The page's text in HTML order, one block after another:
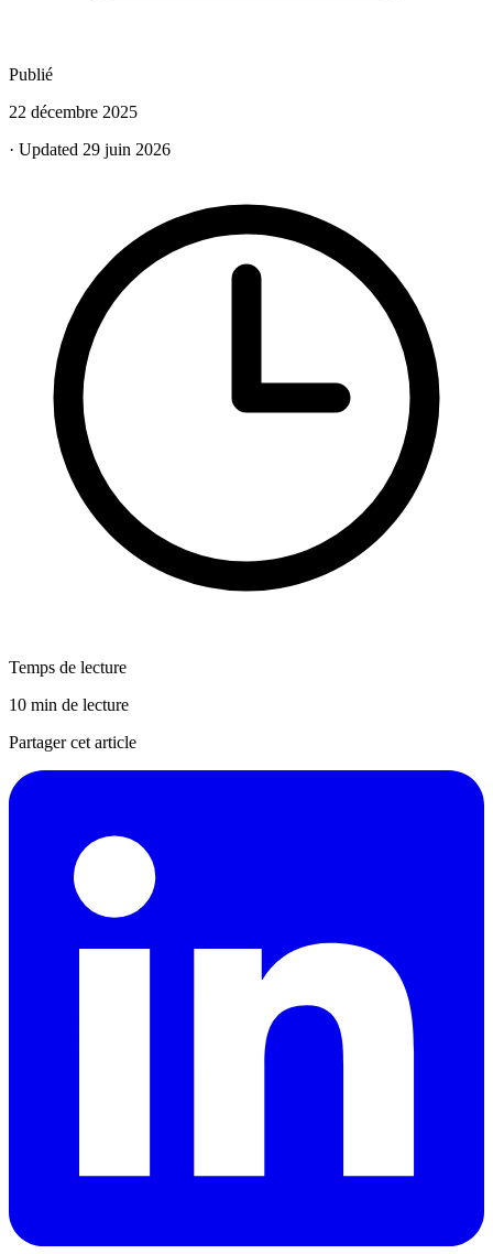
Publié
22 décembre 2025
· Updated 29 juin 2026
Temps de lecture
10 min de lecture
Partager cet article